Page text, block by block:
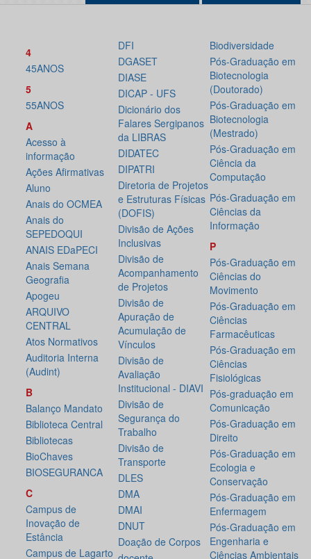
4
45ANOS
5
55ANOS
A
Acesso à
informação
Ações Afirmativas
Aluno
Anais do OCMEA
Anais do
SEPEDOQUI
ANAIS EDaPECI
Anais Semana
Geografia
Apogeu
ARQUIVO
CENTRAL
Atos Normativos
Auditoria Interna
(Audint)
B
Balanço Mandato
Biblioteca Central
Bibliotecas
BioChaves
BIOSEGURANCA
C
Campus de
Inovação de
Estância
Campus de Lagarto
DFI
DGASET
DIASE
DICAP - UFS
Dicionário dos
Falares Sergipanos
da LIBRAS
DIDATEC
DIPATRI
Diretoria de Projetos
e Estruturas Físicas
(DOFIS)
Divisão de Ações
Inclusivas
Divisão de
Acompanhamento
de Projetos
Divisão de
Apuração de
Acumulação de
Vínculos
Divisão de
Avaliação
Institucional - DIAVI
Divisão de
Segurança do
Trabalho
Divisão de
Transporte
DLES
DMA
DMAI
DNUT
Doação de Corpos
Biodiversidade
Pós-Graduação em
Biotecnologia
(Doutorado)
Pós-Graduação em
Biotecnologia
(Mestrado)
Pós-Graduação em
Ciência da
Computação
Pós-Graduação em
Ciências da
Informação
P
Pós-Graduação em
Ciências do
Movimento
Pós-Graduação em
Ciências
Farmacêuticas
Pós-Graduação em
Ciências
Fisiológicas
Pós-graduação em
Comunicação
Pós-Graduação em
Direito
Pós-Graduação em
Ecologia e
Conservação
Pós-Graduação em
Enfermagem
Pós-Graduação em
Engenharia e
Ciências Ambientais